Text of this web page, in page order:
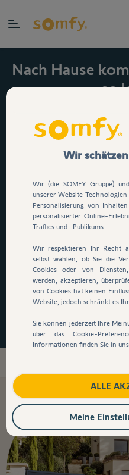
Nach Hause
so
Jetzt
Dein
Wir
Wir (die SOMFY Gruppe)
unserer Website
Personalisierung von
personalisierter Online-
Traffics und -Publikums.
Wir respektieren Ihr Recht
selbst wählen, ob Sie die
Cookies oder von
werden, akzeptieren,
von Cookies hat keinen
Website, jedoch schränkt es
Sie können jederzeit Ihre
über das Cookie-
Informationen finden Sie in
ALLE
Meine